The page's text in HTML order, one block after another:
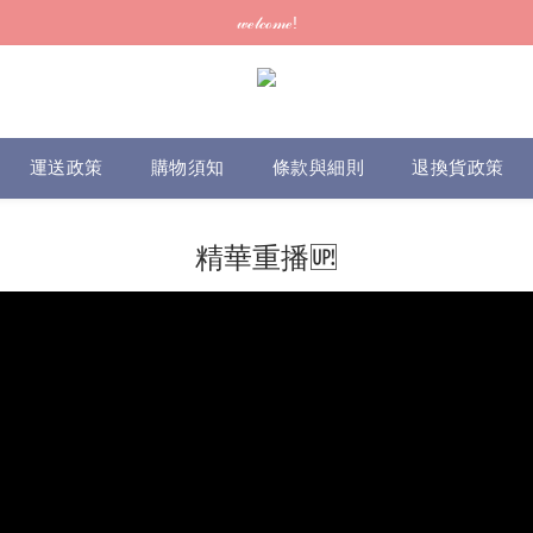
訂單可供取貨/發貨後會發出電郵通知，請填妥正確資料 (*通知以電郵為
𝓌ℯ𝓁𝒸ℴ𝓂ℯ!
訂單可供取貨/發貨後會發出電郵通知，請填妥正確資料 (*通知以電郵為
運送政策 購物須知 條款與細則 退換貨政策
精華重播🆙